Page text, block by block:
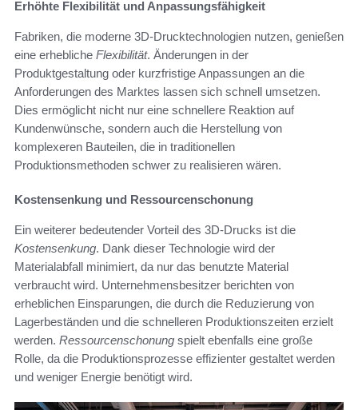
Erhöhte Flexibilität und Anpassungsfähigkeit
Fabriken, die moderne 3D-Drucktechnologien nutzen, genießen
eine erhebliche Flexibilität. Änderungen in der
Produktgestaltung oder kurzfristige Anpassungen an die
Anforderungen des Marktes lassen sich schnell umsetzen.
Dies ermöglicht nicht nur eine schnellere Reaktion auf
Kundenwünsche, sondern auch die Herstellung von
komplexeren Bauteilen, die in traditionellen
Produktionsmethoden schwer zu realisieren wären.
Kostensenkung und Ressourcenschonung
Ein weiterer bedeutender Vorteil des 3D-Drucks ist die
Kostensenkung. Dank dieser Technologie wird der
Materialabfall minimiert, da nur das benutzte Material
verbraucht wird. Unternehmensbesitzer berichten von
erheblichen Einsparungen, die durch die Reduzierung von
Lagerbeständen und die schnelleren Produktionszeiten erzielt
werden. Ressourcenschonung spielt ebenfalls eine große
Rolle, da die Produktionsprozesse effizienter gestaltet werden
und weniger Energie benötigt wird.